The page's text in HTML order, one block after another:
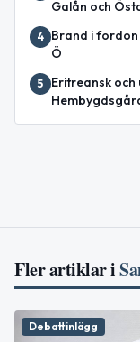
Galån och
4
Brand i fordon
Ö
5
Eritreansk
Fler artiklar i
Debattinlägg